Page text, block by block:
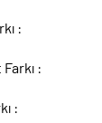
:
:
: